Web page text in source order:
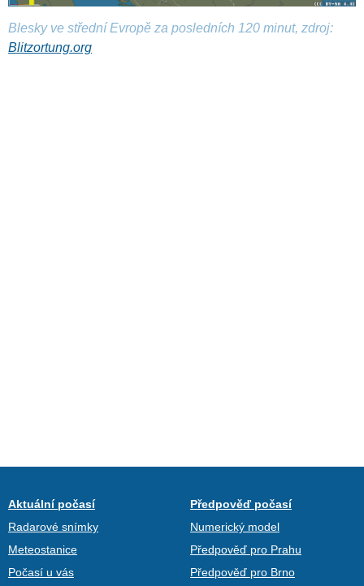
Blesky ve střední Evropě za posledních 120 minut, zdroj:
Blitzortung.org
Aktuální počasí
Radarové snímky
Meteostanice
Počasí u vás
Předpověď počasí
Numerický model
Předpověď pro Prahu
Předpověď pro Brno